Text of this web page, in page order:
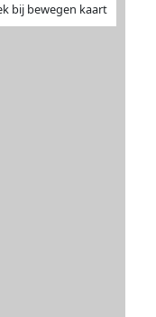
bij bewegen kaart